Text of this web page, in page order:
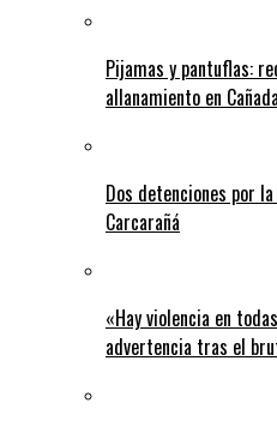
Pijamas y pantuflas:
allanamiento en
Dos detenciones por
Carcarañá
«Hay violencia en
advertencia tras el